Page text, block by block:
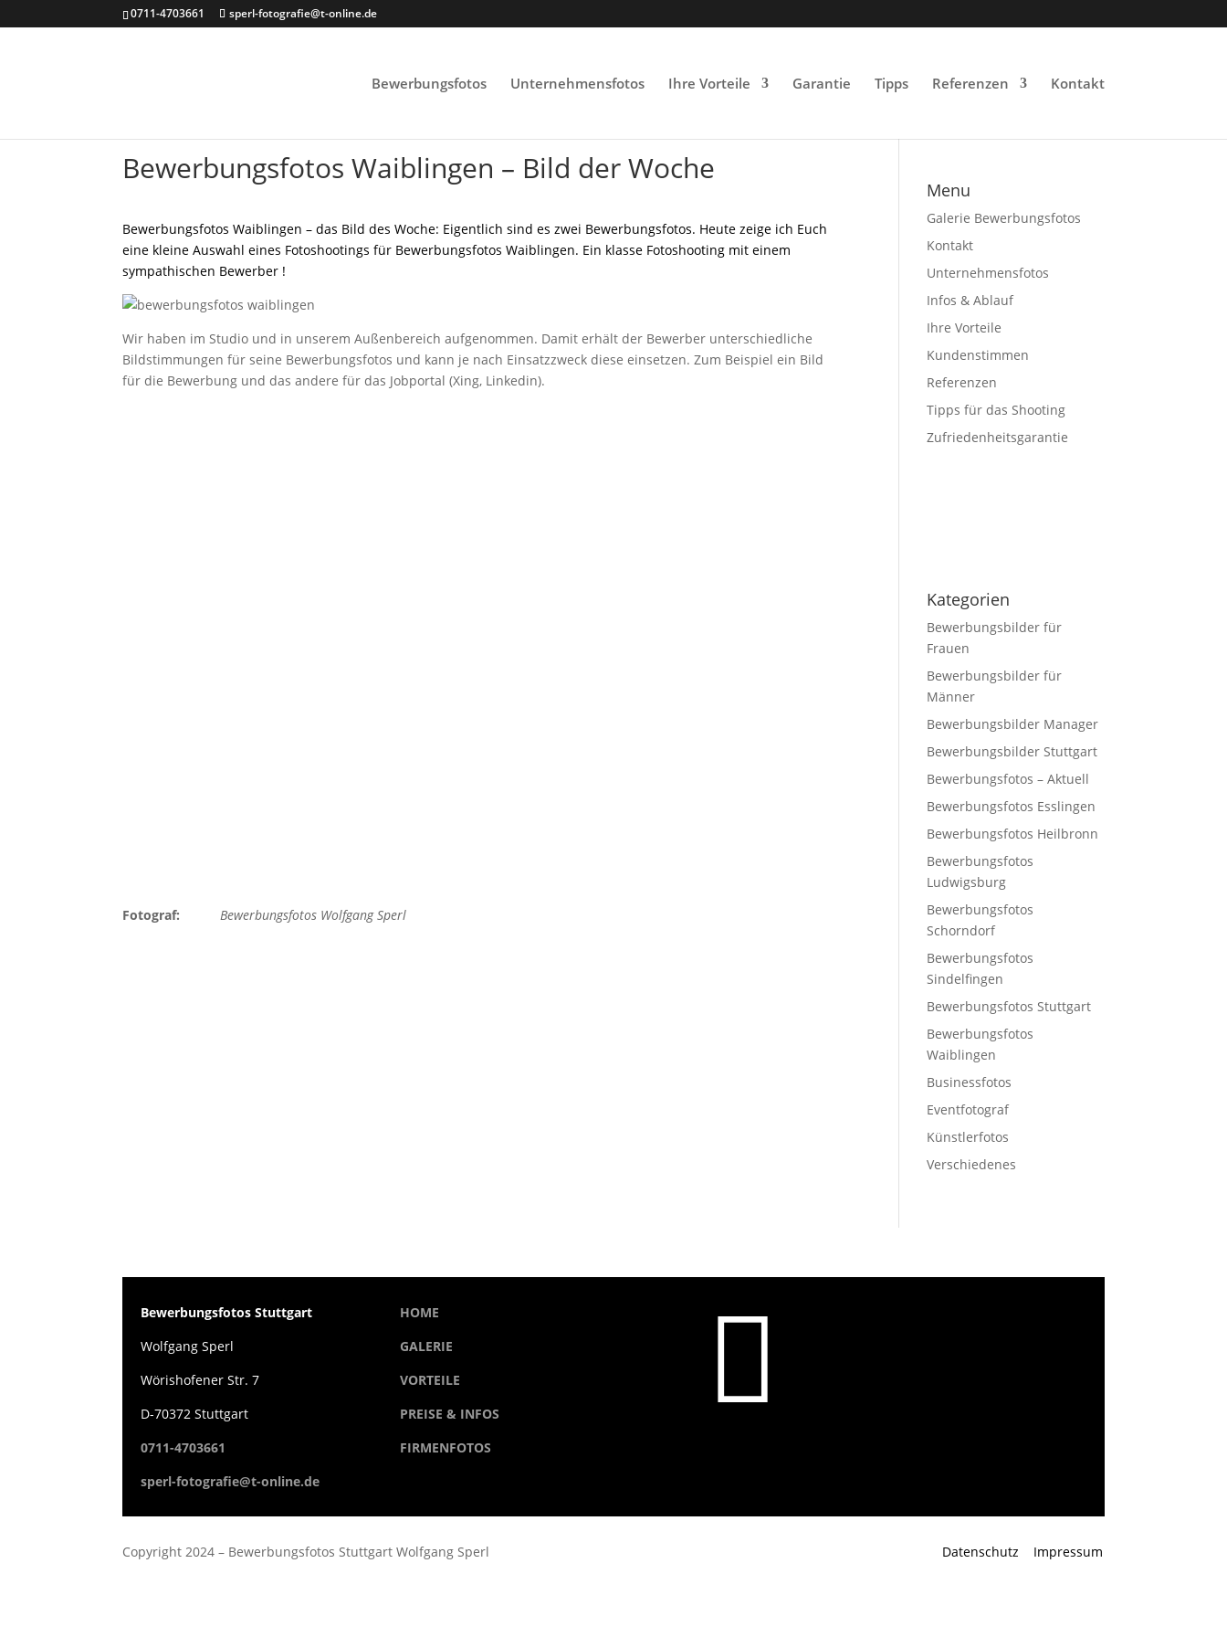
0711-4703661 sperl-fotografie@t-online.de
Bewerbungsfotos Unternehmensfotos Ihre Vorteile Garantie Tipps Referenzen Kontakt
Bewerbungsfotos Waiblingen – Bild der Woche
Bewerbungsfotos Waiblingen – das Bild des Woche: Eigentlich sind es zwei Bewerbungsfotos. Heute zeige ich Euch
eine kleine Auswahl eines Fotoshootings für Bewerbungsfotos Waiblingen. Ein klasse Fotoshooting mit einem
sympathischen Bewerber !
Wir haben im Studio und in unserem Außenbereich aufgenommen. Damit erhält der Bewerber unterschiedliche
Bildstimmungen für seine Bewerbungsfotos und kann je nach Einsatzzweck diese einsetzen. Zum Beispiel ein Bild
für die Bewerbung und das andere für das Jobportal (Xing, Linkedin).
Fotograf: Bewerbungsfotos Wolfgang Sperl
Menu
Galerie Bewerbungsfotos
Kontakt
Unternehmensfotos
Infos & Ablauf
Ihre Vorteile
Kundenstimmen
Referenzen
Tipps für das Shooting
Zufriedenheitsgarantie
Kategorien
Bewerbungsbilder für
Frauen
Bewerbungsbilder für
Männer
Bewerbungsbilder Manager
Bewerbungsbilder Stuttgart
Bewerbungsfotos – Aktuell
Bewerbungsfotos Esslingen
Bewerbungsfotos Heilbronn
Bewerbungsfotos
Ludwigsburg
Bewerbungsfotos
Schorndorf
Bewerbungsfotos
Sindelfingen
Bewerbungsfotos Stuttgart
Bewerbungsfotos
Waiblingen
Businessfotos
Eventfotograf
Künstlerfotos
Verschiedenes
Bewerbungsfotos Stuttgart
Wolfgang Sperl
Wörishofener Str. 7
D-70372 Stuttgart
0711-4703661
sperl-fotografie@t-online.de
HOME
GALERIE
VORTEILE
PREISE & INFOS
FIRMENFOTOS

Copyright 2024 – Bewerbungsfotos Stuttgart Wolfgang Sperl Datenschutz Impressum